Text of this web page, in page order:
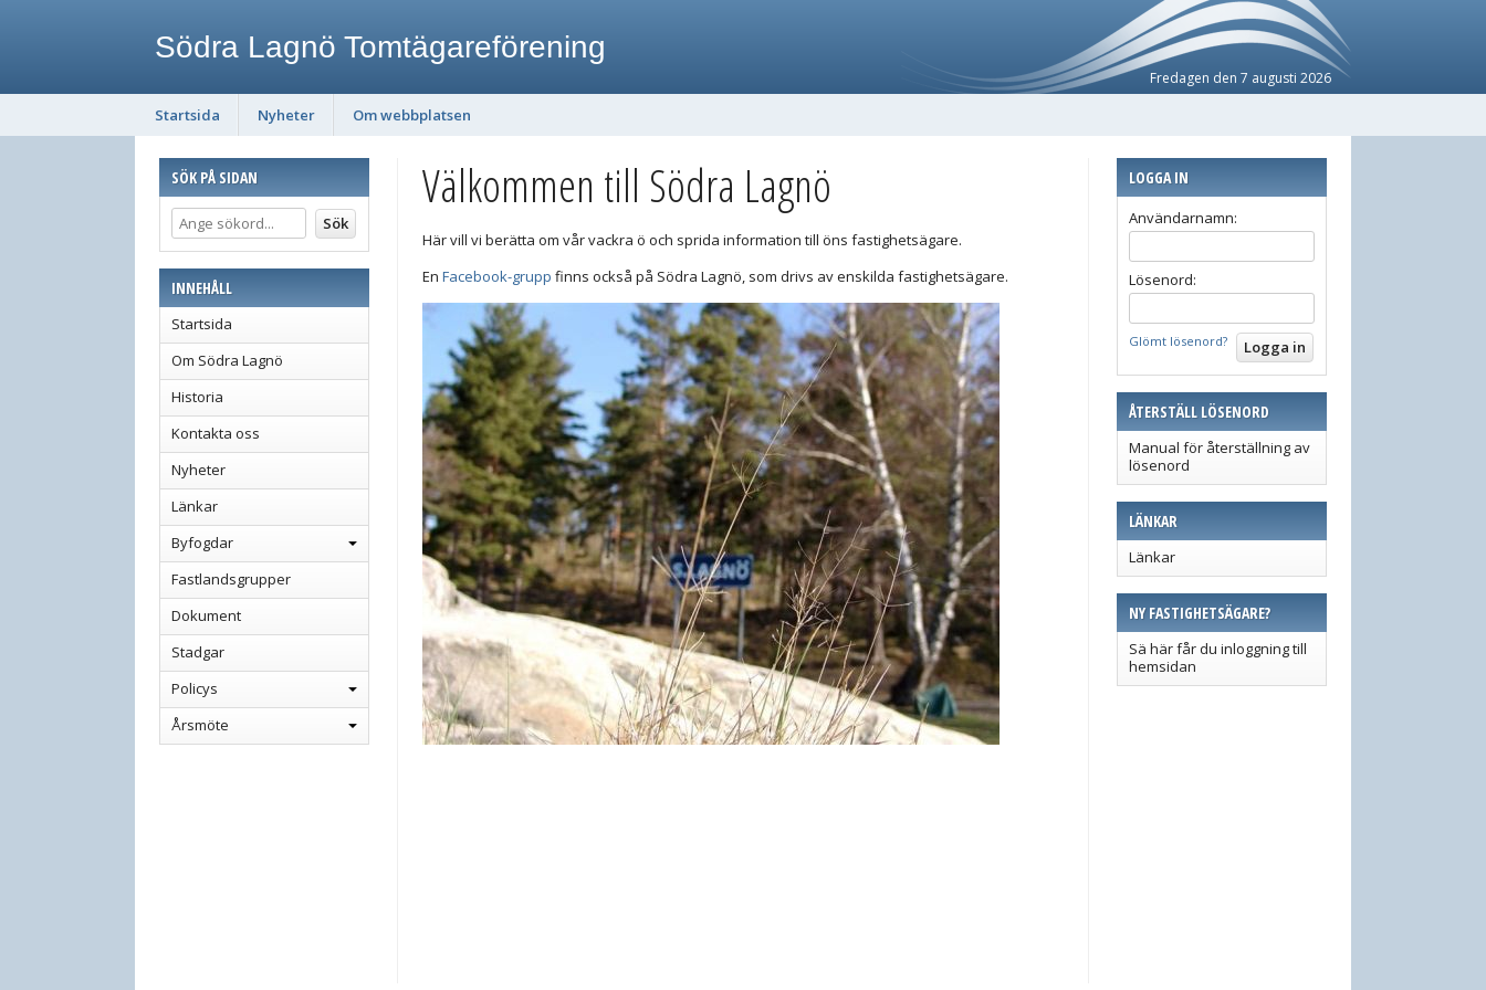
Södra Lagnö Tomtägareförening
Fredagen den 7 augusti 2026
Startsida Nyheter Om webbplatsen
SÖK PÅ SIDAN
INNEHÅLL
Startsida
Om Södra Lagnö
Historia
Kontakta oss
Nyheter
Länkar
Byfogdar
Fastlandsgrupper
Dokument
Stadgar
Policys
Årsmöte
LOGGA IN
Användarnamn:
Lösenord:
Glömt lösenord?
ÅTERSTÄLL LÖSENORD
Manual för återställning av
lösenord
LÄNKAR
Länkar
NY FASTIGHETSÄGARE?
Sä här får du inloggning till
hemsidan
Välkommen till Södra Lagnö
Här vill vi berätta om vår vackra ö och sprida information till öns fastighetsägare.
En Facebook-grupp finns också på Södra Lagnö, som drivs av enskilda fastighetsägare.